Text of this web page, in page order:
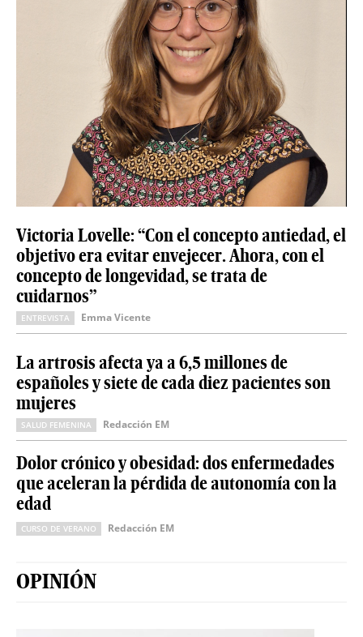
Victoria Lovelle: “Con el concepto antiedad, el
objetivo era evitar envejecer. Ahora, con el
concepto de longevidad, se trata de
cuidarnos”
ENTREVISTA Emma Vicente
La artrosis afecta ya a 6,5 millones de
españoles y siete de cada diez pacientes son
mujeres
SALUD FEMENINA Redacción EM
Dolor crónico y obesidad: dos enfermedades
que aceleran la pérdida de autonomía con la
edad
CURSO DE VERANO Redacción EM
OPINIÓN